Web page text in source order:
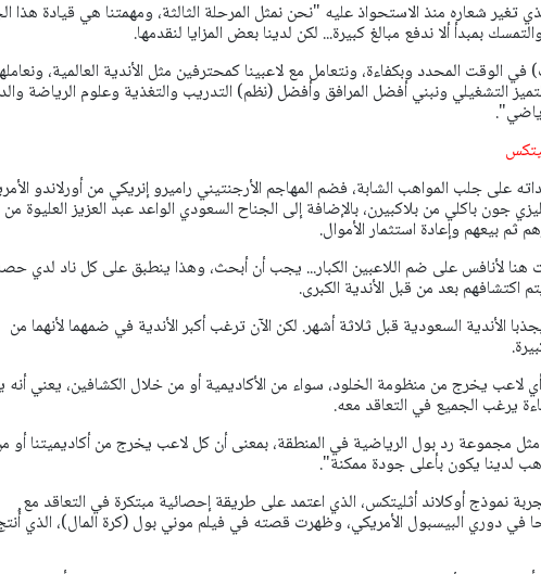
تغير شعاره منذ الاستحواذ عليه "نحن نمثل المرحلة الثالثة، ومهمتنا هي قيادة هذا
بمبدأ ألا ندفع مبالغ كبيرة... لكن لدينا بعض المزايا لنقدمها.
الوقت المحدد وبكفاءة، ونتعامل مع لاعبينا كمحترفين مثل الأندية العالمية،
التشغيلي ونبني أفضل المرافق وأفضل (نظم) التدريب والتغذية وعلوم الرياضة
على جلب المواهب الشابة، فضم المهاجم الأرجنتيني راميرو إنريكي من أورلاندو
جون باكلي من بلاكبيرن، بالإضافة إلى الجناح السعودي الواعد عبد العزيز العليوة من
ثم بيعهم وإعادة استثمار الأموال.
لأنافس على ضم اللاعبين الكبار... يجب أن أبحث، وهذا ينطبق على كل ناد لدي
اكتشافهم بعد من قبل الأندية الكبرى.
الأندية السعودية قبل ثلاثة أشهر. لكن الآن ترغب أكبر الأندية في ضمهما لأنهما من
لاعب يخرج من منظومة الخلود، سواء من الأكاديمية أو من خلال الكشافين، يعني أنه
يرغب الجميع في التعاقد معه.
مجموعة رد بول الرياضية في المنطقة، بمعنى أن كل لاعب يخرج من أكاديميتنا أو
لدينا يكون بأعلى جودة ممكنة".
نموذج أوكلاند أثليتكس، الذي اعتمد على طريقة إحصائية مبتكرة في التعاقد مع
في دوري البيسبول الأمريكي، وظهرت قصته في فيلم موني بول (كرة المال)، الذي